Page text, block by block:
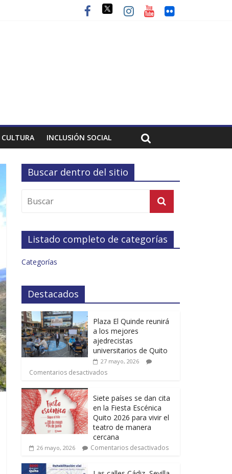
CULTURA INCLUSIÓN SOCIAL
Buscar dentro del sitio
Listado completo de categorías
Categorías
Destacados
Plaza El Quinde reunirá
a los mejores
ajedrecistas
universitarios de Quito
27 mayo, 2026
Comentarios desactivados
Siete países se dan cita
en la Fiesta Escénica
Quito 2026 para vivir el
teatro de manera
cercana
26 mayo, 2026 Comentarios desactivados